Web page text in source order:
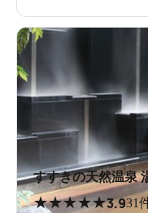
すすきの天然温泉
★★★★★3.931